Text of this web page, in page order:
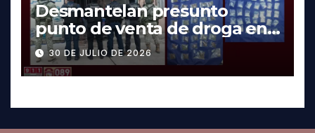
Desmantelan presunto
punto de venta de droga en
Pachuca; hay dos detenidos
30 DE JULIO DE 2026